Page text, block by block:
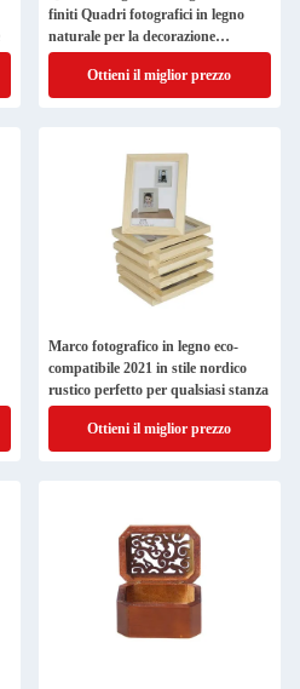
finiti Quadri fotografici in legno
naturale per la decorazione
domestica
Ottieni il miglior prezzo
Marco fotografico in legno eco-
compatibile 2021 in stile nordico
rustico perfetto per qualsiasi stanza
Ottieni il miglior prezzo